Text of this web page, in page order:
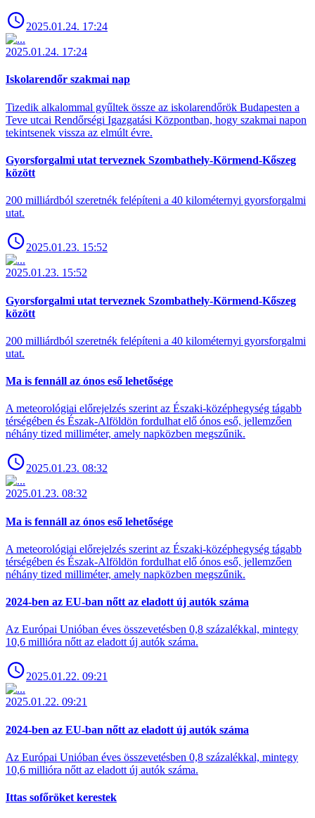
2025.01.24. 17:24
2025.01.24. 17:24
Iskolarendőr szakmai nap
Tizedik alkalommal gyűltek össze az iskolarendőrök Budapesten a
Teve utcai Rendőrségi Igazgatási Központban, hogy szakmai napon
tekintsenek vissza az elmúlt évre.
Gyorsforgalmi utat terveznek Szombathely-Körmend-Kőszeg
között
200 milliárdból szeretnék felépíteni a 40 kilométernyi gyorsforgalmi
utat.
2025.01.23. 15:52
2025.01.23. 15:52
Gyorsforgalmi utat terveznek Szombathely-Körmend-Kőszeg
között
200 milliárdból szeretnék felépíteni a 40 kilométernyi gyorsforgalmi
utat.
Ma is fennáll az ónos eső lehetősége
A meteorológiai előrejelzés szerint az Északi-középhegység tágabb
térségében és Észak-Alföldön fordulhat elő ónos eső, jellemzően
néhány tized milliméter, amely napközben megszűnik.
2025.01.23. 08:32
2025.01.23. 08:32
Ma is fennáll az ónos eső lehetősége
A meteorológiai előrejelzés szerint az Északi-középhegység tágabb
térségében és Észak-Alföldön fordulhat elő ónos eső, jellemzően
néhány tized milliméter, amely napközben megszűnik.
2024-ben az EU-ban nőtt az eladott új autók száma
Az Európai Unióban éves összevetésben 0,8 százalékkal, mintegy
10,6 millióra nőtt az eladott új autók száma.
2025.01.22. 09:21
2025.01.22. 09:21
2024-ben az EU-ban nőtt az eladott új autók száma
Az Európai Unióban éves összevetésben 0,8 százalékkal, mintegy
10,6 millióra nőtt az eladott új autók száma.
Ittas sofőröket kerestek